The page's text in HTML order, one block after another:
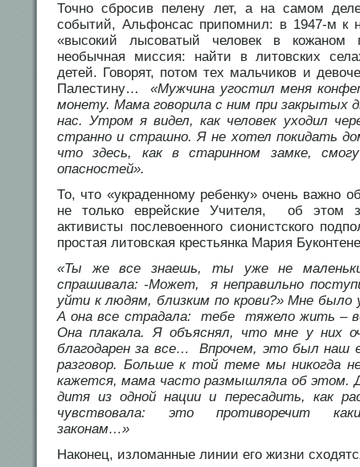
Точно сбросив пелену лет, а на самом
событий, Альфонсас припомнил: в 1947-м к
«высокий лысоватый человек в
необычная миссия: найти в литовских
детей. Говорят, потом тех мальчиков и
Палестину… «Мужчина угостил меня
монету. Мама говорила с ним при закрытых
нас. Утром я видел, как человек уходил
странно и страшно. Я не хотел покидать
что здесь, как в старинном замке,
опасностей».
То, что «украденному ребенку» очень важно
не только еврейские Учителя, об этом
активисты послевоенного сионистского
простая литовская крестьянка Мария
«Ты же все знаешь, ты уже не
спрашивала: -Может, я неправильно
уйти к людям, близким по крови?» Мне
А она все страдала: тебе тяжело жить –
Она плакала. Я объяснял, что мне у них
благодарен за все… Впрочем, это был наш
разговор. Больше к той теме мы никогда
кажется, мама часто размышляла об этом.
дитя из одной нации и пересадить, как
чувствовала: это противоречит
законам…»
Наконец, изломанные линии его жизни